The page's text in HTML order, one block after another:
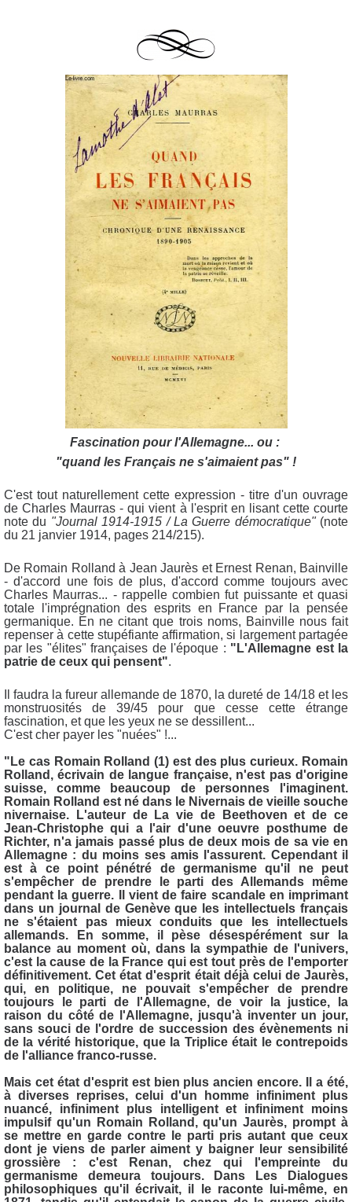
Fascination pour l'Allemagne... ou :
"quand les Français ne s'aimaient pas" !
C'est tout naturellement cette expression - titre d'un ouvrage
de Charles Maurras - qui vient à l'esprit en lisant cette courte
note du "Journal 1914-1915 / La Guerre démocratique"(note
du 21 janvier 1914, pages 214/215).
De Romain Rolland à Jean Jaurès et Ernest Renan, Bainville
- d'accord une fois de plus, d'accord comme toujours avec
Charles Maurras... - rappelle combien fut puissante et quasi
totale l'imprégnation des esprits en France par la pensée
germanique. En ne citant que trois noms, Bainville nous fait
repenser à cette stupéfiante affirmation, si largement partagée
par les "élites" françaises de l'époque : "L'Allemagne est la
patrie de ceux qui pensent".
Il faudra la fureur allemande de 1870, la dureté de 14/18 et les
monstruosités de 39/45 pour que cesse cette étrange
fascination, et que les yeux ne se dessillent...
C'est cher payer les "nuées" !...
"Le cas Romain Rolland (1) est des plus curieux. Romain
Rolland, écrivain de langue française, n'est pas d'origine
suisse, comme beaucoup de personnes l'imaginent.
Romain Rolland est né dans le Nivernais de vieille souche
nivernaise. L'auteur de La vie de Beethoven et de ce
Jean-Christophe qui a l'air d'une oeuvre posthume de
Richter, n'a jamais passé plus de deux mois de sa vie en
Allemagne : du moins ses amis l'assurent. Cependant il
est à ce point pénétré de germanisme qu'il ne peut
s'empêcher de prendre le parti des Allemands même
pendant la guerre. Il vient de faire scandale en imprimant
dans un journal de Genève que les intellectuels français
ne s'étaient pas mieux conduits que les intellectuels
allemands. En somme, il pèse désespérément sur la
balance au moment où, dans la sympathie de l'univers,
c'est la cause de la France qui est tout près de l'emporter
définitivement. Cet état d'esprit était déjà celui de Jaurès,
qui, en politique, ne pouvait s'empêcher de prendre
toujours le parti de l'Allemagne, de voir la justice, la
raison du côté de l'Allemagne, jusqu'à inventer un jour,
sans souci de l'ordre de succession des évènements ni
de la vérité historique, que la Triplice était le contrepoids
de l'alliance franco-russe.
Mais cet état d'esprit est bien plus ancien encore. Il a été,
à diverses reprises, celui d'un homme infiniment plus
nuancé, infiniment plus intelligent et infiniment moins
impulsif qu'un Romain Rolland, qu'un Jaurès, prompt à
se mettre en garde contre le parti pris autant que ceux
dont je viens de parler aiment y baigner leur sensibilité
grossière : c'est Renan, chez qui l'empreinte du
germanisme demeura toujours. Dans Les Dialogues
philosophiques qu'il écrivait, il le raconte lui-même, en